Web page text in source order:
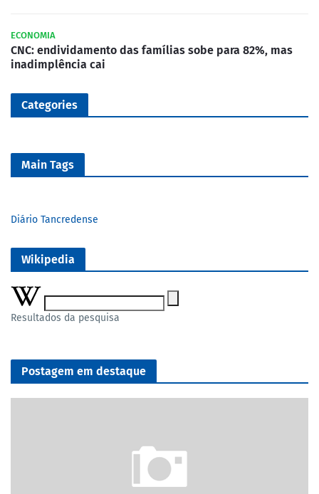
ECONOMIA
CNC: endividamento das famílias sobe para 82%, mas
inadimplência cai
Categories
Main Tags
Diário Tancredense
Wikipedia
Resultados da pesquisa
Postagem em destaque